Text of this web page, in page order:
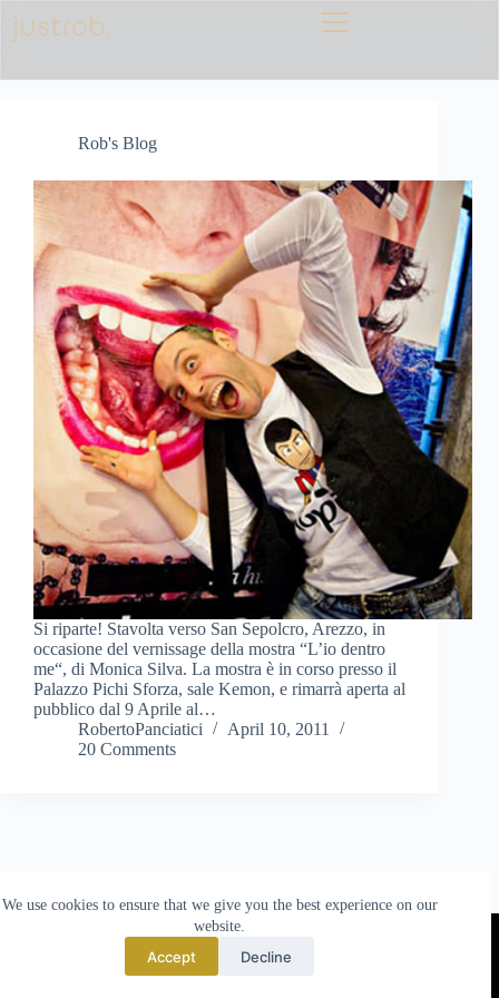
We use cookies to ensure that we give you the best experience on our
website.
Accept Decline
justrob.
Rob's Blog
Si riparte! Stavolta verso San Sepolcro, Arezzo, in
occasione del vernissage della mostra “L’io dentro
me“, di Monica Silva. La mostra è in corso presso il
Palazzo Pichi Sforza, sale Kemon, e rimarrà aperta al
pubblico dal 9 Aprile al…
RobertoPanciatici
April 10, 2011
20 Comments
Nova Templates
TO TOP